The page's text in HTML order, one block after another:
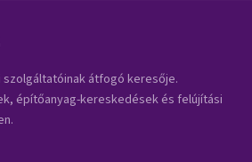
átfogó keresője.
építőanyag-kereskedések és felújítási